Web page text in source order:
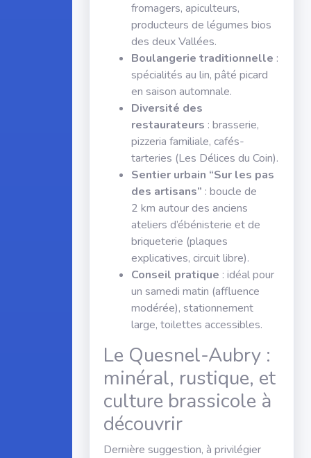
fromagers, apiculteurs,
producteurs de légumes bios
des deux Vallées.
Boulangerie traditionnelle :
spécialités au lin, pâté picard
en saison automnale.
Diversité des
restaurateurs : brasserie,
pizzeria familiale, cafés-
tarteries (Les Délices du Coin).
Sentier urbain “Sur les pas
des artisans” : boucle de
2 km autour des anciens
ateliers d’ébénisterie et de
briqueterie (plaques
explicatives, circuit libre).
Conseil pratique : idéal pour
un samedi matin (affluence
modérée), stationnement
large, toilettes accessibles.
Le Quesnel-Aubry :
minéral, rustique, et
culture brassicole à
découvrir
Dernière suggestion, à privilégier